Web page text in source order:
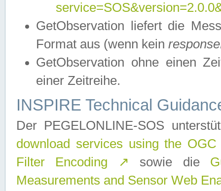
GetObservation liefert die
Format aus (wenn kein
GetObservation ohne einen
einer Zeitreihe.
INSPIRE Technical
Der PEGELONLINE-SOS
download services using the
Filter Encoding
↗ sowie die
Measurements and Sensor Web